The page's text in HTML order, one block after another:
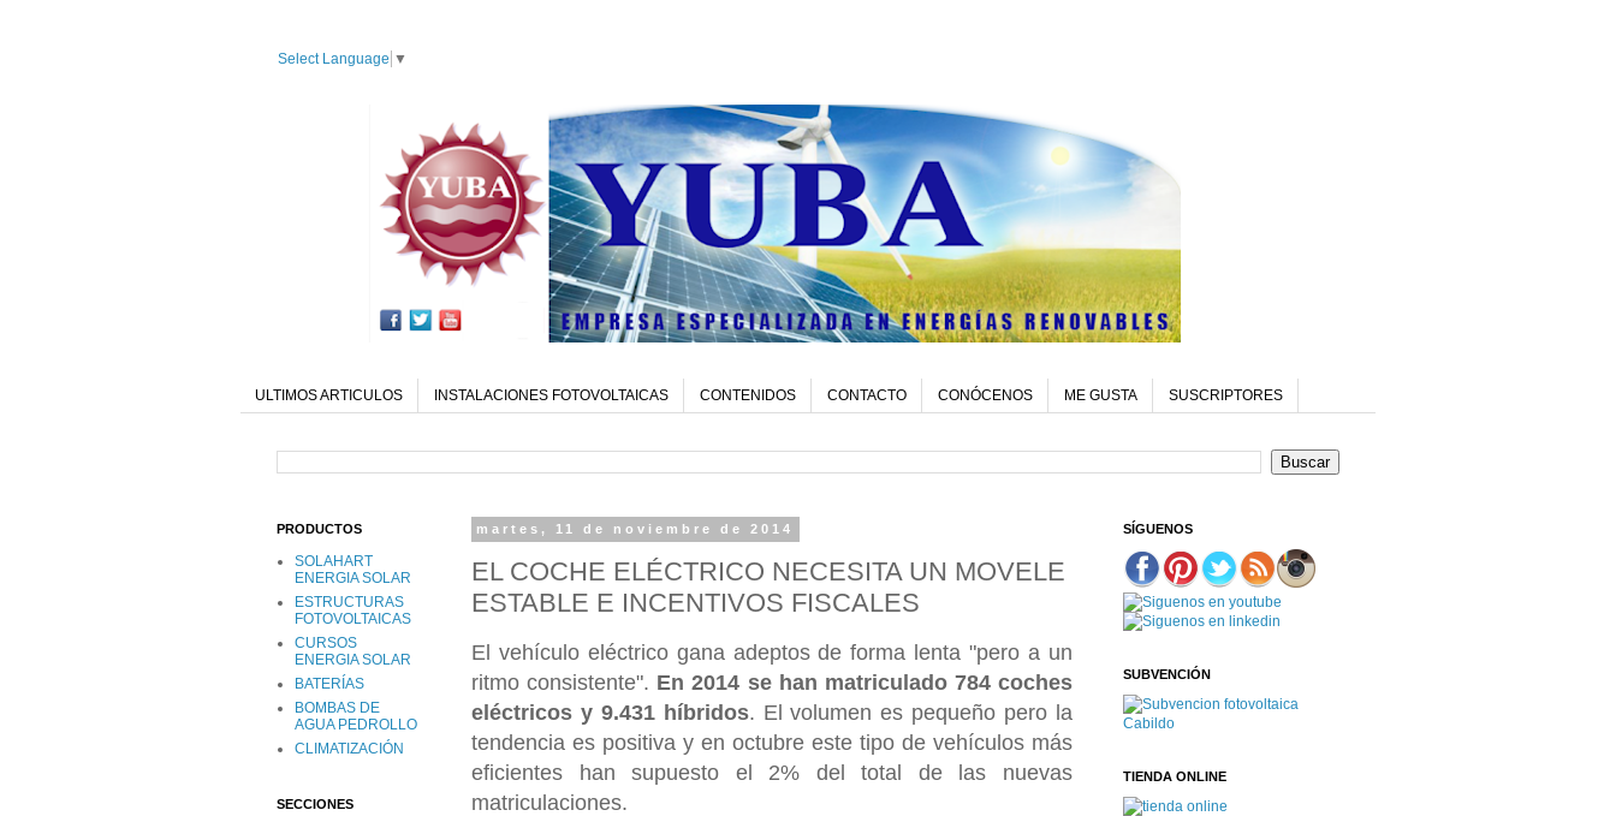
Select Language ▼
ULTIMOS ARTICULOS INSTALACIONES FOTOVOLTAICAS CONTENIDOS CONTACTO CONÓCENOS ME GUSTA SUSCRIPTORES
martes, 11 de noviembre de 2014
EL COCHE ELÉCTRICO NECESITA UN MOVELE
ESTABLE E INCENTIVOS FISCALES
El vehículo eléctrico gana adeptos de forma lenta "pero a un
ritmo consistente". En 2014 se han matriculado 784 coches
eléctricos y 9.431 híbridos. El volumen es pequeño pero la
tendencia es positiva y en octubre este tipo de vehículos más
eficientes han supuesto el 2% del total de las nuevas
matriculaciones.
PRODUCTOS
SOLAHART
ENERGIA SOLAR
ESTRUCTURAS
FOTOVOLTAICAS
CURSOS
ENERGIA SOLAR
BATERÍAS
BOMBAS DE
AGUA PEDROLLO
CLIMATIZACIÓN
SECCIONES
SÍGUENOS
SUBVENCIÓN
TIENDA ONLINE